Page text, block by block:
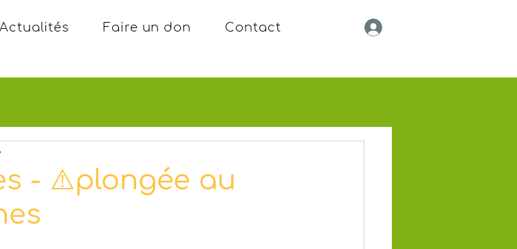
Actualités Faire un don Contact
- ⚠️plongée au